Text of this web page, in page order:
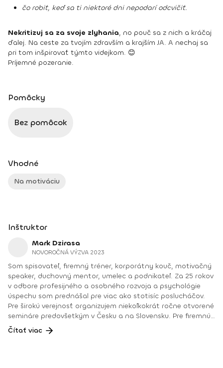
čo robiť, keď sa ti niektoré dni nepodarí odcvičiť.
Nekritizuj sa za svoje zlyhania, no pouč sa z nich a kráčaj
ďalej. Na ceste za tvojím zdravším a krajším JA. A nechaj sa
pri tom inšpirovať týmto videjkom. 😊
Príjemné pozeranie.
Pomôcky
Bez pomôcok
Vhodné
Na motiváciu
Inštruktor
Mark Dzirasa
NOVOROČNÁ VÝZVA 2023
Som spisovateľ, firemný tréner, korporátny kouč, motivačný
speaker, duchovný mentor, umelec a podnikateľ. Za 25 rokov
v odbore profesijného a osobného rozvoja a psychológie
úspechu som prednášal pre viac ako stotisíc poslucháčov.
Pre širokú verejnosť organizujem niekoľkokrát ročne otvorené
semináre predovšetkým v Česku a na Slovensku. Pre firemnú
klientelu školím aj v mnohých európskych krajinách. Na
interaktívnych workshopoch, seminároch a prednáškach
Čítať viac